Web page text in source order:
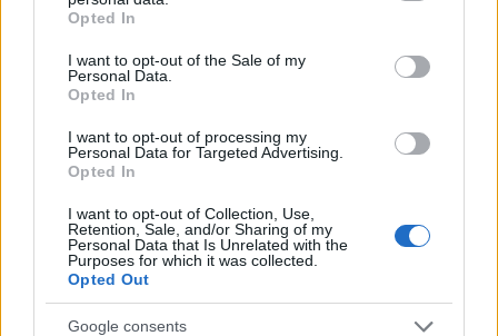
grant or deny consent to Google and its third-party tags to
use your data for below specified purposes in below Google
consent section.
Opted In
I want to opt-out of the Sale of my
Personal Data.
Opted In
I want to opt-out of processing my
Personal Data for Targeted Advertising.
Opted In
I want to opt-out of Collection, Use,
Retention, Sale, and/or Sharing of my
Personal Data that Is Unrelated with the
Purposes for which it was collected.
Opted Out
Google consents